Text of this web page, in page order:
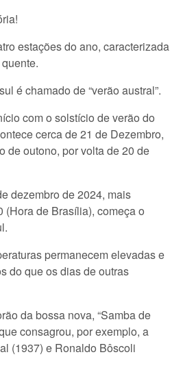
estações do ano, caracterizada
é chamado de “verão austral”.
com o solstício de verão do
cerca de 21 de Dezembro,
de outono, por volta de 20 de
dezembro de 2024, mais
(Hora de Brasília), começa o
permanecem elevadas e
do que os dias de outras
da bossa nova, “Samba de
consagrou, por exemplo, a
(1937) e Ronaldo Bôscoli